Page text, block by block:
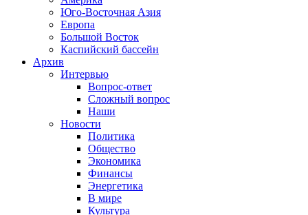
Юго-Восточная Азия
Европа
Большой Восток
Каспийский бассейн
Архив
Интервью
Вопрос-ответ
Сложный вопрос
Наши
Новости
Политика
Общество
Экономика
Финансы
Энергетика
В мире
Культура